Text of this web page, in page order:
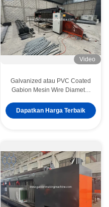
Video
Galvanized atau PVC Coated
Gabion Mesin Wire Diameter
50mm
Dapatkan Harga Terbaik